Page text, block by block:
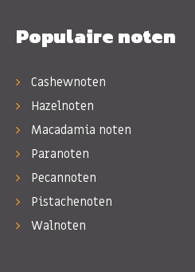
Populaire noten
Cashewnoten
Hazelnoten
Macadamia noten
Paranoten
Pecannoten
Pistachenoten
Walnoten